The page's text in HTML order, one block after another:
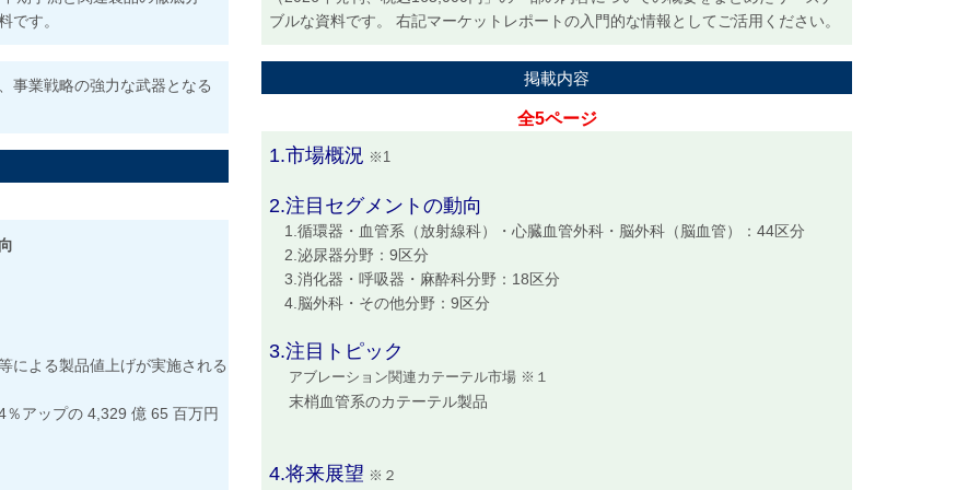
です。
事業戦略の強力な武器となる
による製品値上げが実施される
アップの 4,329 億 65 百万円
ブルな資料です。 右記マーケットレポートの入門的な情報としてご活用ください。
掲載内容
全5ページ
1.市場概況 ※1
2.注目セグメントの動向
1.循環器・血管系（放射線科）・心臓血管外科・脳外科（脳血管）：44区分
2.泌尿器分野：9区分
3.消化器・呼吸器・麻酔科分野：18区分
4.脳外科・その他分野：9区分
3.注目トピック
アブレーション関連カテーテル市場 ※１
末梢血管系のカテーテル製品
4.将来展望 ※２